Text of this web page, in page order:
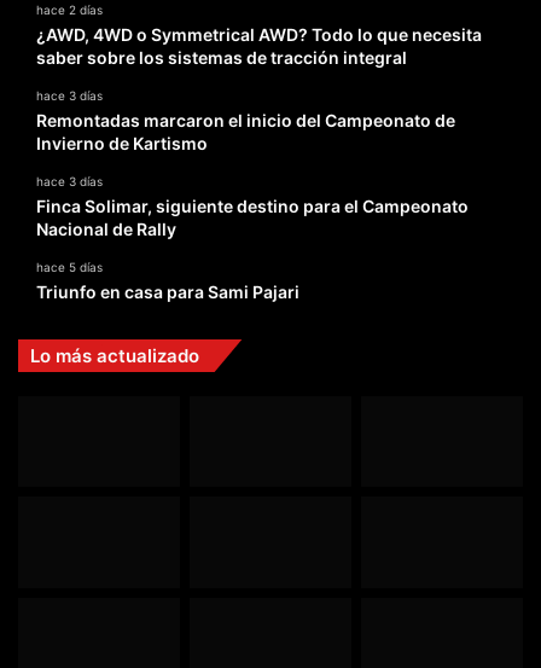
hace 2 días
¿AWD, 4WD o Symmetrical AWD? Todo lo que necesita
saber sobre los sistemas de tracción integral
hace 3 días
Remontadas marcaron el inicio del Campeonato de
Invierno de Kartismo
hace 3 días
Finca Solimar, siguiente destino para el Campeonato
Nacional de Rally
hace 5 días
Triunfo en casa para Sami Pajari
Lo más actualizado